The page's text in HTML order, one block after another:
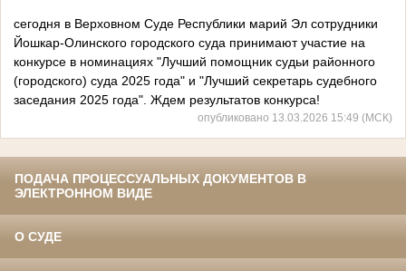
сегодня в Верховном Суде Республики марий Эл сотрудники
Йошкар-Олинского городского суда принимают участие на
конкурсе в номинациях "Лучший помощник судьи районного
(городского) суда 2025 года" и "Лучший секретарь судебного
заседания 2025 года". Ждем результатов конкурса!
опубликовано 13.03.2026 15:49 (МСК)
ПОДАЧА ПРОЦЕССУАЛЬНЫХ ДОКУМЕНТОВ В
ЭЛЕКТРОННОМ ВИДЕ
О СУДЕ